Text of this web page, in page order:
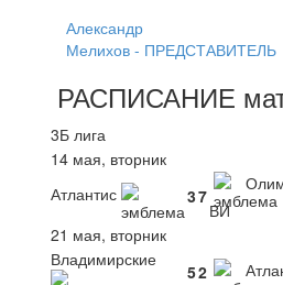
Александр
Мелихов - ПРЕДСТАВИТЕЛЬ
РАСПИСАНИЕ
3Б лига
14 мая, вторник
Атлантис
37
ВИ
21 мая, вторник
Владимирские
52